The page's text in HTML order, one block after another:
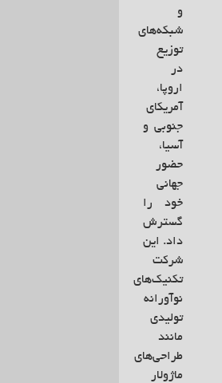
و
شبکه‌های
توزیع
در
اروپا،
آمریکای
جنوبی و
آسیا،
حضور
جهانی
خود را
گسترش
داد. این
شرکت
تکنیک‌های
نوآورانه
تولیدی
مانند
طراحی‌های
ماژولار